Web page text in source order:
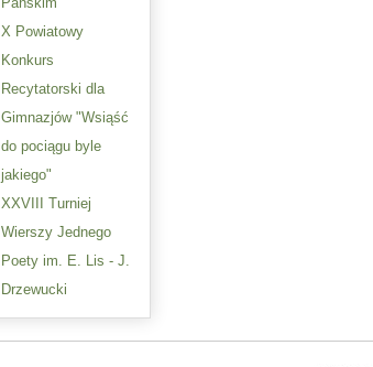
X Powiatowy
Konkurs
Recytatorski dla
Gimnazjów "Wsiąść
do pociągu byle
jakiego"
XXVIII Turniej
Wierszy Jednego
Poety im. E. Lis - J.
Drzewucki